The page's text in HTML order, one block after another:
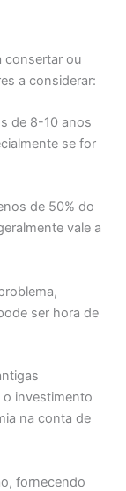
consertar ou
a considerar:
de 8-10 anos
se for
de 50% do
vale a
ser hora de
o investimento
na conta de
fornecendo